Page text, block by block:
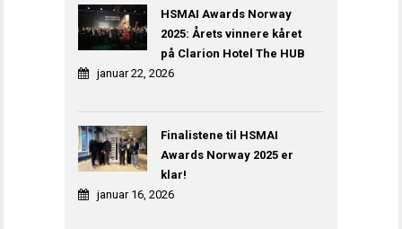
HSMAI Awards Norway
2025: Årets vinnere kåret
på Clarion Hotel The HUB
januar 22, 2026
Finalistene til HSMAI
Awards Norway 2025 er
klar!
januar 16, 2026